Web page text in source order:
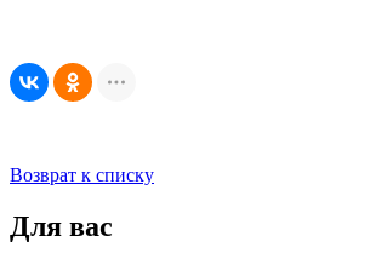
Возврат к списку
Для вас